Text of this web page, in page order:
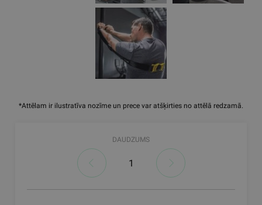
*Attēlam ir ilustratīva nozīme un prece var atšķirties no attēlā redzamā.
DAUDZUMS